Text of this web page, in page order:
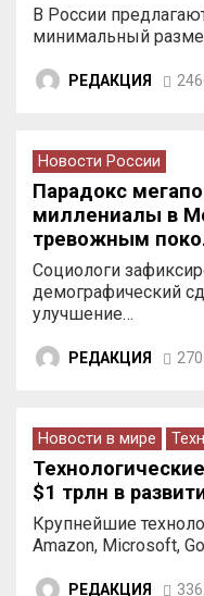
В России
минимальный
РЕДАКЦИЯ
Новости России
Парадокс
миллениалы в
тревожным
Социологи
демографический
улучшение…
РЕДАКЦИЯ
Новости в мире
$1 трлн в
Крупнейшие
Amazon, Microsoft,
РЕДАКЦИЯ